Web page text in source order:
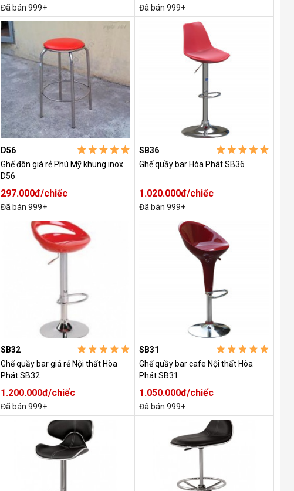
Đã bán 999+ Đã bán 999+
D56
Ghế đôn giá rẻ Phú Mỹ khung inox
D56
297.000đ/chiếc
Đã bán 999+
SB36
Ghế quầy bar Hòa Phát SB36
1.020.000đ/chiếc
Đã bán 999+
SB32
Ghế quầy bar giá rẻ Nội thất Hòa
Phát SB32
1.200.000đ/chiếc
Đã bán 999+
SB31
Ghế quầy bar cafe Nội thất Hòa
Phát SB31
1.050.000đ/chiếc
Đã bán 999+